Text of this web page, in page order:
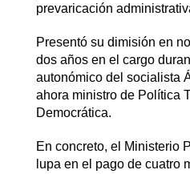
prevaricación
Presentó su dimisión en
dos años en el cargo
autonómico del socialista
ahora ministro de Política
Democrática.
En concreto, el Ministerio
lupa en el pago de cuatro